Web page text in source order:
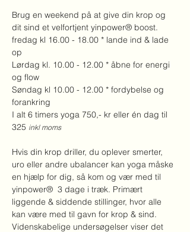
Brug en weekend på at give din krop og
dit sind et velfortjent yinpower® boost.
fredag kl 16.00 - 18.00 * lande ind & lade
op
Lørdag kl. 10.00 - 12.00 * åbne for energi
og flow
Søndag kl 10.00 - 12.00 * fordybelse og
forankring
I alt 6 timers yoga 750,- kr eller én dag til
325 inkl moms
Hvis din krop driller, du oplever smerter,
uro eller andre ubalancer kan yoga måske
en hjælp for dig, så kom og vær med til
yinpower®  3 dage i træk. Primært
liggende & siddende stillinger, hvor alle
kan være med til gavn for krop & sind.
Videnskabelige undersøgelser viser det